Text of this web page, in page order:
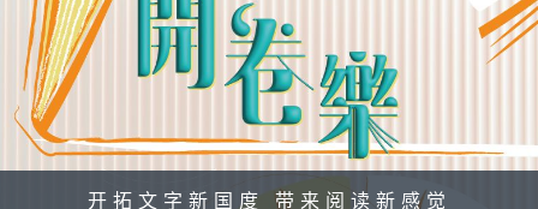
开拓文字新国度 带来阅读新感觉